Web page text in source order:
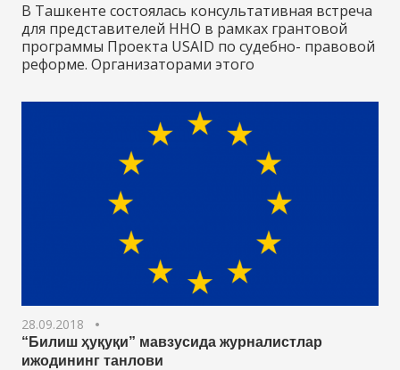
В Ташкенте состоялась консультативная встреча
для представителей ННО в рамках грантовой
программы Проекта USAID по судебно- правовой
реформе. Организаторами этого
28.09.2018
“Билиш ҳуқуқи” мавзусида журналистлар
ижодининг танлови